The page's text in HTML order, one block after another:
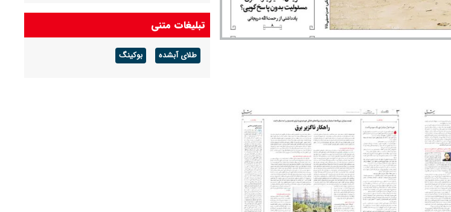
تبلیغات متنی
طلای آبشده بوکینگ